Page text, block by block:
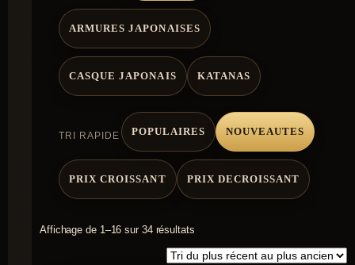
ARMURES JAPONAISES
CASQUE JAPONAIS KATANAS
TRI RAPIDE POPULAIRES NOUVEAUTES
PRIX CROISSANT PRIX DECROISSANT
Affichage de 1–16 sur 34 résultatsTrié
plus